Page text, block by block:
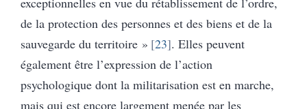
de la protection des personnes et des biens et de la
sauvegarde du territoire » 23 . Elles peuvent
également être l’expression de l’action
psychologique dont la militarisation est en marche,
mais qui est encore largement menée par les